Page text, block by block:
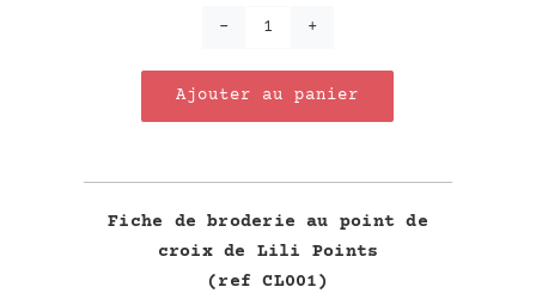
de
Abécédaire
Ajouter au panier
Fiche de broderie au point de
croix de Lili Points
(ref CL001)